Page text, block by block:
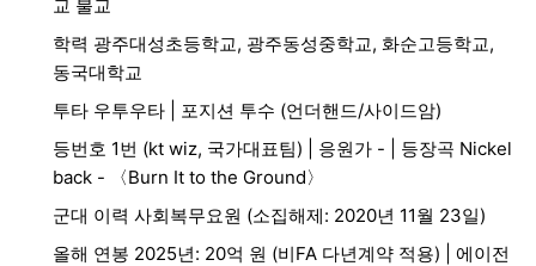
교 불교
학력 광주대성초등학교, 광주동성중학교, 화순고등학교,
동국대학교
투타 우투우타 | 포지션 투수 (언더핸드/사이드암)
등번호 1번 (kt wiz, 국가대표팀) | 응원가 - | 등장곡 Nickel
back - 〈Burn It to the Ground〉
군대 이력 사회복무요원 (소집해제: 2020년 11월 23일)
올해 연봉 2025년: 20억 원 (비FA 다년계약 적용) | 에이전